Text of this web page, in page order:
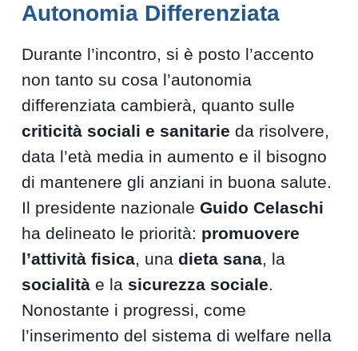
Autonomia Differenziata
Durante l’incontro, si è posto l’accento
non tanto su cosa l’autonomia
differenziata cambierà, quanto sulle
criticità sociali e sanitarie da risolvere,
data l’età media in aumento e il bisogno
di mantenere gli anziani in buona salute.
Il presidente nazionaleGuido Celaschi
ha delineato le priorità: promuovere
l’attività fisica, unadieta sana, la
socialità e la sicurezza sociale.
Nonostante i progressi, come
l’inserimento del sistema di welfare nella